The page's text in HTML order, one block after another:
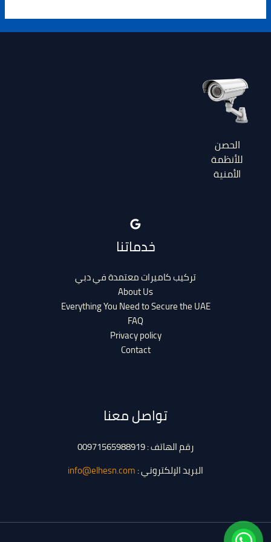
الحصن
للأنظمة
الأمنية
خدماتنا
تركيب كاميرات معتمدة في دبي
About Us
Everything You Need to Secure the UAE
FAQ
Privacy policy
Contact
تواصل معنا
رقم الهاتف : 00971565988919
البريد الإلكتروني :info@elhesn.com